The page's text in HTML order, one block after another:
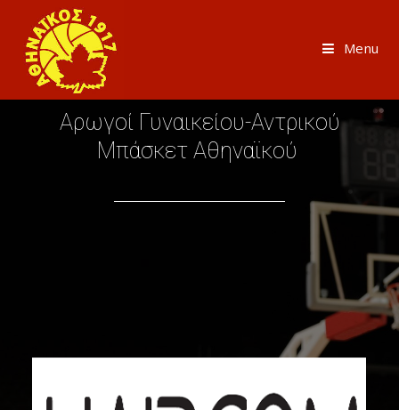
Menu
Αρωγοί Γυναικείου-Αντρικού
Μπάσκετ Αθηναϊκού